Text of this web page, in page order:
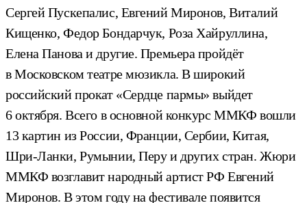
Сергей Пускепалис, Евгений Миронов, Виталий
Кищенко, Федор Бондарчук, Роза Хайруллина,
Елена Панова и другие. Премьера пройдёт
в Московском театре мюзикла. В широкий
российский прокат «Сердце пармы» выйдет
6 октября. Всего в основной конкурс ММКФ вошли
13 картин из России, Франции, Сербии, Китая,
Шри-Ланки, Румынии, Перу и других стран. Жюри
ММКФ возглавит народный артист РФ Евгений
Миронов. В этом году на фестивале появится